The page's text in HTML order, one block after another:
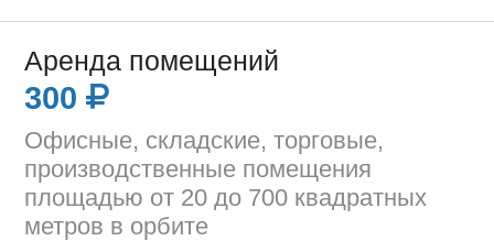
Аренда помещений
300
Офисные, складские, торговые,
производственные помещения
площадью от 20 до 700 квадратных
метров в орбите